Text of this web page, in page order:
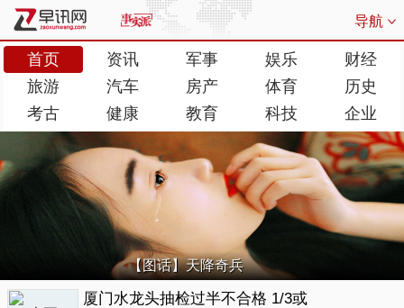
导航
首页 资讯 军事 娱乐
财经
旅游
汽车 房产 体育
历史
考古
健康 教育 科技 企业
【图话】天降奇兵
厦门水龙头抽检过半不合格 1/3或